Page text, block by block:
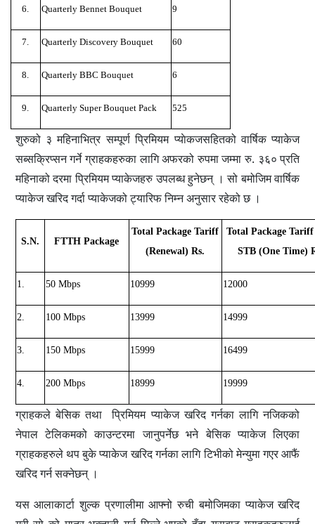
6. Quarterly Bennet Bouquet 9
7. Quarterly Discovery Bouquet 60
8. Quarterly BBC Bouquet 6
9. Quarterly Super Bouquet Pack 525
शुरुको ३ महिनाभित्र सम्पूर्ण प्रिमियम प्याेकजसहितको वार्षिक प्याकेज
सब्सक्रिप्सन गर्ने ग्राहकहरुका लागि अफरको रुपमा जम्मा रु. ३६० प्रति
महिनाको दरमा प्रिमियम प्याकेजहरु उपलब्ध हुनेछन् । सो बमोजिम वार्षिक
प्याकेज खरिद गर्दा प्याकेजको ट्यारिफ निम्न अनुसार रहेको छ ।
S.N. FTTH Package
Total Package Tariff
(Renewal) Rs.
Total Package
STB (One Time)
1. 50 Mbps 10999 12000
2. 100 Mbps 13999 14999
3. 150 Mbps 15999 16499
4. 200 Mbps 18999 19999
ग्राहकले बेसिक तथा प्रिमियम प्याकेज खरिद गर्नका लागि नजिकको
नेपाल टेलिकमको काउन्टरमा जानुपर्नेछ भने बेसिक प्याकेज लिएका
ग्राहकहरुले थप बुके प्याकेज खरिद गर्नका लागि टिभीको मेन्युमा गएर आफैं
खरिद गर्न सक्नेछन् ।
यस आलाकार्टा शुल्क प्रणालीमा आफ्नो रुची बमोजिमका प्याकेज खरिद